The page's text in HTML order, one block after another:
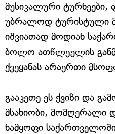
მუსიკალური ტურნეები,
უბრალოდ ტურისტული
იშვიათად მოდიან
ბოლო ათწლეულის
ქვეყანას არაერთი
გააკეთე ეს ქვიზი და
მსახიობი, მომღერალი
ნამყოფი